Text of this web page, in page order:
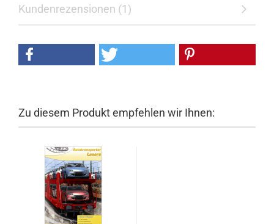
Kundenrezensionen (1)
Zu diesem Produkt empfehlen wir Ihnen: